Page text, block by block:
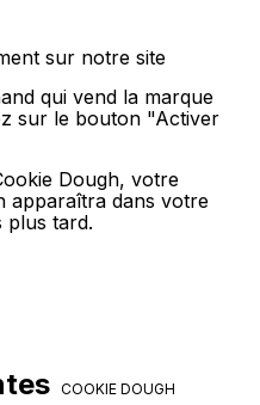
sur notre site
qui vend la marque
sur le bouton "Activer
Dough, votre
apparaîtra dans votre
plus tard.
COOKIE DOUGH